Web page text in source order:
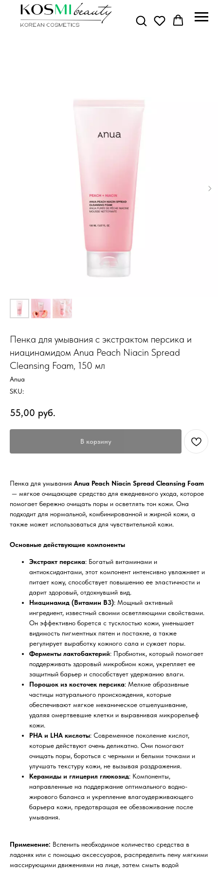
Пенка для умывания с экстрактом персика и
ниацинамидом Anua Peach Niacin Spread
Cleansing Foam, 150 мл
Anua
SKU:
55,00 руб.
В корзину
Пенка для умывания Anua Peach Niacin Spread Cleansing Foam
— мягкое очищающее средство для ежедневного ухода, которое
помогает бережно очищать поры и осветлять тон кожи. Она
подходит для нормальной, комбинированной и жирной кожи, а
также может использоваться для чувствительной кожи.
Основные действующие компоненты
Экстракт персика: Богатый витаминами и
антиоксидантами, этот компонент интенсивно увлажняет и
питает кожу, способствует повышению ее эластичности и
дарит здоровый, отдохнувший вид.
Ниацинамид (Витамин B3): Мощный активный
ингредиент, известный своими осветляющими свойствами.
Он эффективно борется с тусклостью кожи, уменьшает
видимость пигментных пятен и постакне, а также
регулирует выработку кожного сала и сужает поры.
Ферменты лактобактерий: Пробиотик, который помогает
поддерживать здоровый микробиом кожи, укрепляет ее
защитный барьер и способствует удержанию влаги.
Порошок из косточек персика: Мелкие абразивные
частицы натурального происхождения, которые
обеспечивают мягкое механическое отшелушивание,
удаляя омертвевшие клетки и выравнивая микрорельеф
кожи.
PHA и LHA кислоты: Современное поколение кислот,
которые действуют очень деликатно. Они помогают
очищать поры, бороться с черными и белыми точками и
улучшать текстуру кожи, не вызывая раздражения.
Керамиды и глицерил глюкозид: Компоненты,
направленные на поддержание оптимального водно-
жирового баланса и укрепление влагоудерживающего
барьера кожи, предотвращая ее обезвоживание после
умывания.
Применение: Вспенить необходимое количество средства в
ладонях или с помощью аксессуаров, распределить пену мягкими
массирующими движениями на лице, затем смыть водой